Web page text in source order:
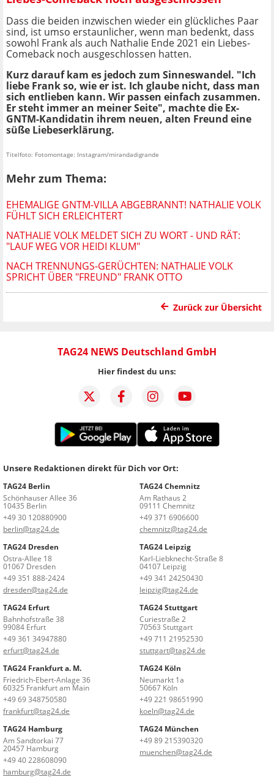
Dass die beiden inzwischen wieder ein glückliches Paar
sind, ist umso erstaunlicher, wenn man bedenkt, dass
sowohl Frank als auch Nathalie Ende 2021 ein Liebes-
Comeback noch ausgeschlossen hatten.
Kurz darauf kam es jedoch zum Sinneswandel. "Ich
liebe Frank so, wie er ist. Ich glaube nicht, dass man
sich entlieben kann. Wir passen einfach zusammen.
Er steht immer an meiner Seite", machte die Ex-
GNTM-Kandidatin ihrem neuen, alten Freund eine
süße Liebeserklärung.
Titelfoto: Fotomontage: Instagram/mirandadigrande
Mehr zum Thema:
EHEMALIGE GNTM-VILLA ABGEBRANNT! NATHALIE VOLK
FÜHLT SICH ERLEICHTERT
NATHALIE VOLK MELDET SICH ZU WORT - UND RÄT:
"LAUF WEG VOR HEIDI KLUM"
NACH TRENNUNGS-GERÜCHTEN: NATHALIE VOLK
SPRICHT ÜBER "FREUND" FRANK OTTO
Zurück zur Übersicht
TAG24 NEWS Deutschland GmbH
Hier findest du uns:
Unsere Redaktionen direkt für Dich vor Ort:
TAG24 Berlin
Schönhauser Allee 36
10435 Berlin
+49 30 120880900
berlin@tag24.de
TAG24 Chemnitz
Am Rathaus 2
09111 Chemnitz
+49 371 6906600
chemnitz@tag24.de
TAG24 Dresden
Ostra-Allee 18
01067 Dresden
+49 351 888-2424
dresden@tag24.de
TAG24 Leipzig
Karl-Liebknecht-Straße 8
04107 Leipzig
+49 341 24250430
leipzig@tag24.de
TAG24 Erfurt
Bahnhofstraße 38
99084 Erfurt
+49 361 34947880
erfurt@tag24.de
TAG24 Stuttgart
Curiestraße 2
70563 Stuttgart
+49 711 21952530
stuttgart@tag24.de
TAG24 Frankfurt a. M.
Friedrich-Ebert-Anlage 36
60325 Frankfurt am Main
+49 69 348750580
frankfurt@tag24.de
TAG24 Köln
Neumarkt 1a
50667 Köln
+49 221 98651990
koeln@tag24.de
TAG24 Hamburg
Am Sandtorkai 77
20457 Hamburg
+49 40 228608090
hamburg@tag24.de
TAG24 München
+49 89 215390320
muenchen@tag24.de